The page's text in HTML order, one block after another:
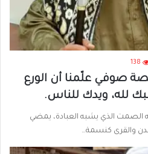
138
صوفي علّمنا أن الورع
لله، ويدك للناس.
الذي يشبه العبادة، يمضي
والقرى كنسمة…